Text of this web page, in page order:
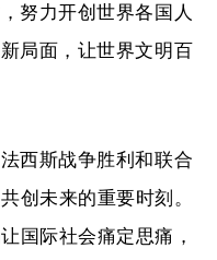
努力开创世界各国人
局面，让世界文明百
斯战争胜利和联合
创未来的重要时刻。
国际社会痛定思痛，